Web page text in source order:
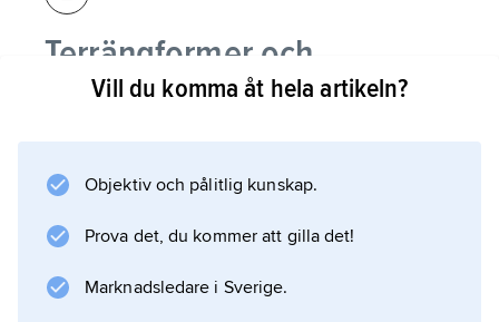
Terrängformer och
berggrund
Växtliv
Djurliv
Vill du komma åt hela artikeln?
Objektiv och pålitlig kunskap.
Prova det, du kommer att gilla det!
Marknadsledare i Sverige.